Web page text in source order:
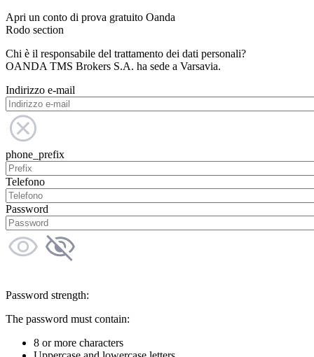
Apri un conto di prova gratuito Oanda
Rodo section
Chi è il responsabile del trattamento dei dati personali?
OANDA TMS Brokers S.A. ha sede a Varsavia.
Indirizzo e-mail
phone_prefix
Telefono
Password
Password strength:
The password must contain:
8 or more characters